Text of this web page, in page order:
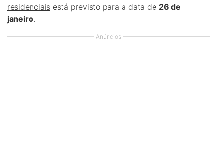
residenciais está previsto para a data de 26 de
janeiro.
Anúncios